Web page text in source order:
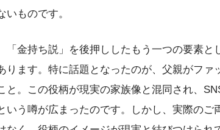
いものです。
「金持ち説」を後押ししたもう一つの要素
ります。特に話題となったのが、父親がファ
と。この役柄が現実の家族像と混同され、
いう噂が広まったのです。しかし、実際の